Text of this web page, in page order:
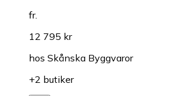
fr.
12 795 kr
hos Skånska Byggvaror
+2 butiker